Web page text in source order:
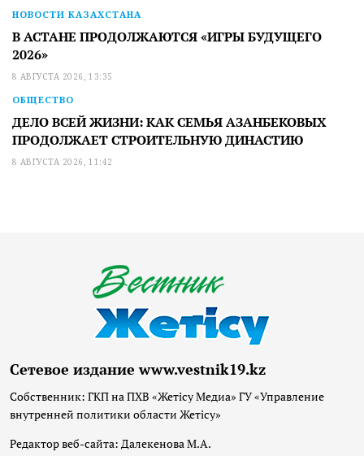
НОВОСТИ КАЗАХСТАНА
В АСТАНЕ ПРОДОЛЖАЮТСЯ «ИГРЫ БУДУЩЕГО
2026»
8 АВГУСТА 2026, 13:35
ОБЩЕСТВО
ДЕЛО ВСЕЙ ЖИЗНИ: КАК СЕМЬЯ АЗАНБЕКОВЫХ
ПРОДОЛЖАЕТ СТРОИТЕЛЬНУЮ ДИНАСТИЮ
8 АВГУСТА 2026, 11:42
Сетевое издание www.vestnik19.kz
Собственник: ГКП на ПХВ «Жетісу Медиа» ГУ «Управление
внутренней политики области Жетісу»
Редактор веб-сайта: Далекенова М.А.